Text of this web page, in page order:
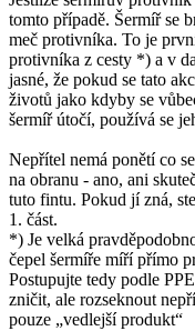
tomto případě. Šermíř se
meč protivníka. To je
protivníka z cesty *) a v
jasné, že pokud se tato
životů jako kdyby se
šermíř útočí, používá se
Nepřítel nemá ponětí co
na obranu - ano, ani
tuto fintu. Pokud jí zná,
1. část.
*) Je velká
čepel šermíře míří přímo
Postupujte tedy podle
zničit, ale rozseknout
pouze „vedlejší produkt“